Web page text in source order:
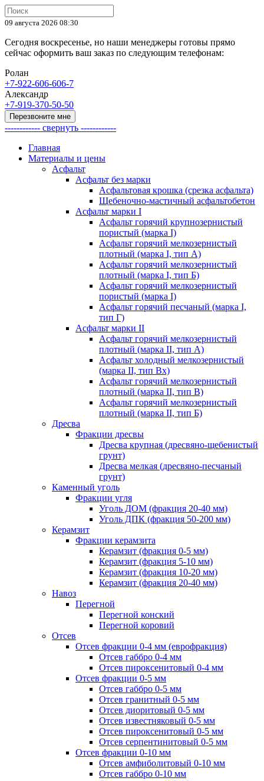
09 августа 2026 08:30
Сегодня воскресенье, но наши менеджеры готовы прямо
сейчас оформить ваш заказ по следующим телефонам:
Ролан
+7-922-606-606-7
Александр
+7-919-370-50-50
Перезвоните мне
------------ свернуть ------------
Главная
Материалы и цены
Асфальт
Асфальт без марки
Асфальтовая крошка (срезка асфальта)
Щебеночно-мастичный асфальтобетон
Асфальт марки I
Асфальт горячий крупнозернистый
пористый (марка I)
Асфальт горячий мелкозернистый
плотный (марка I, тип А)
Асфальт горячий мелкозернистый
плотный (марка I, тип Б)
Асфальт горячий мелкозернистый
пористый (марка I)
Асфальт горячий песчаный (марка I,
тип Г)
Асфальт марки II
Асфальт горячий мелкозернистый
плотный (марка II, тип А)
Асфальт холодный мелкозернистый
(марка II, тип Вх)
Асфальт горячий мелкозернистый
плотный (марка II, тип В)
Асфальт горячий мелкозернистый
плотный (марка II, тип Б)
Дресва
Фракции дресвы
Дресва крупная (дресвяно-щебенистый
грунт)
Дресва мелкая (дресвяно-песчаный
грунт)
Каменный уголь
Фракции угля
Уголь ДОМ (фракция 20-40 мм)
Уголь ДПК (фракция 50-200 мм)
Керамзит
Фракции керамзита
Керамзит (фракция 0-5 мм)
Керамзит (фракция 5-10 мм)
Керамзит (фракция 10-20 мм)
Керамзит (фракция 20-40 мм)
Навоз
Перегной
Перегной конский
Перегной коровий
Отсев
Отсев фракции 0-4 мм (еврофракция)
Отсев габбро 0-4 мм
Отсев пироксенитовый 0-4 мм
Отсев фракции 0-5 мм
Отсев габбро 0-5 мм
Отсев гранитный 0-5 мм
Отсев диоритовый 0-5 мм
Отсев известняковый 0-5 мм
Отсев пироксенитовый 0-5 мм
Отсев серпентинитовый 0-5 мм
Отсев фракции 0-10 мм
Отсев амфиболитовый 0-10 мм
Отсев габбро 0-10 мм